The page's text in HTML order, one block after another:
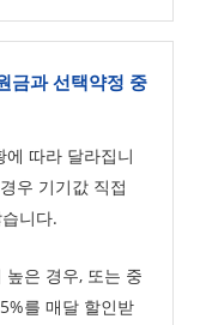
금과 선택약정 중
따라 달라집니
우 기기값 직접
니다.
은 경우, 또는 중
를 매달 할인받